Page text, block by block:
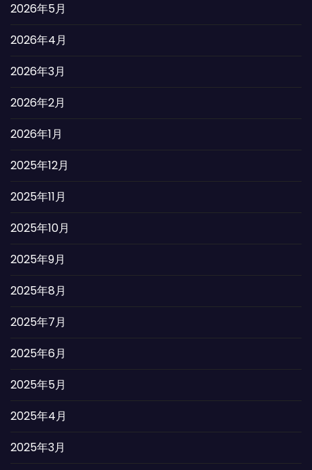
2026年5月
2026年4月
2026年3月
2026年2月
2026年1月
2025年12月
2025年11月
2025年10月
2025年9月
2025年8月
2025年7月
2025年6月
2025年5月
2025年4月
2025年3月